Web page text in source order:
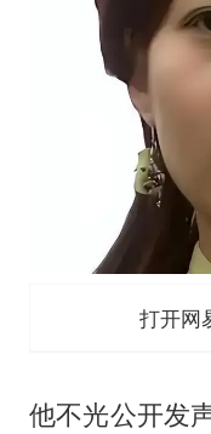
打开网
他不光公开发